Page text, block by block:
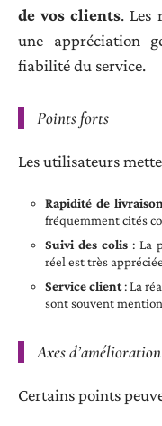
de vos clients. Les
une appréciation
fiabilité du service.
Points forts
Les utilisateurs
Rapidité de livraison
fréquemment cités
Suivi des colis : La
réel est très
Service client: La
sont souvent
Axes d’amélioration
Certains points